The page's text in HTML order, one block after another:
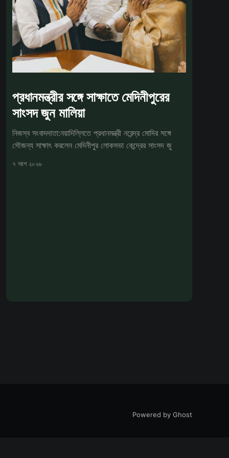
প্রধানমন্ত্রীর সঙ্গে সাক্ষাতে মেদিনীপুরের
সাংসদ জুন মালিয়া
নিজস্ব সংবাদদাতা:নয়াদিল্লিতে প্রধানমন্ত্রী নরেন্দ্র মোদির সঙ্গে
সৌজন্য সাক্ষাৎ করলেন মেদিনীপুর লোকসভা কেন্দ্রের সাংসদ জু
৭ আগ ২০২৬
Powered by Ghost